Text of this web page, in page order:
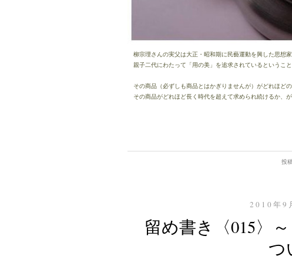
柳宗理さんの実父は大正・昭和期に民藝運動を興した思想家
親子二代にわたって「用の美」を追求されているということ
その商品（必ずしも商品とはかぎりませんが）がどれほど
その商品がどれほど長く時代を超えて求められ続けるか、
投
2010年9
留め書き〈015〉
つ